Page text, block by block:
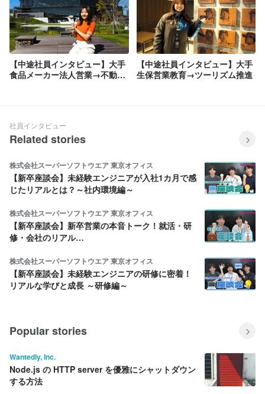
【中途社員インタビュー】大手
食品メーカー法人営業→不動産
【中途社員インタビュー】大手
生保営業教育→ツーリズム推進
社員インタビュー
Related stories
株式会社スーパーソフトウエア 東京オフィス
【新卒座談会】未経験エンジニアが入社1カ月で感
じたリアルとは？～社内環境編～
株式会社スーパーソフトウエア 東京オフィス
【新卒座談会】新卒営業の本音トーク！就活・研
修・会社のリアル…
株式会社スーパーソフトウエア 東京オフィス
【新卒座談会】未経験エンジニアの研修に密着！
リアルな学びと成長 ～研修編～
Popular stories
Wantedly, Inc.
Node.js の HTTP server を優雅にシャットダウン
する方法